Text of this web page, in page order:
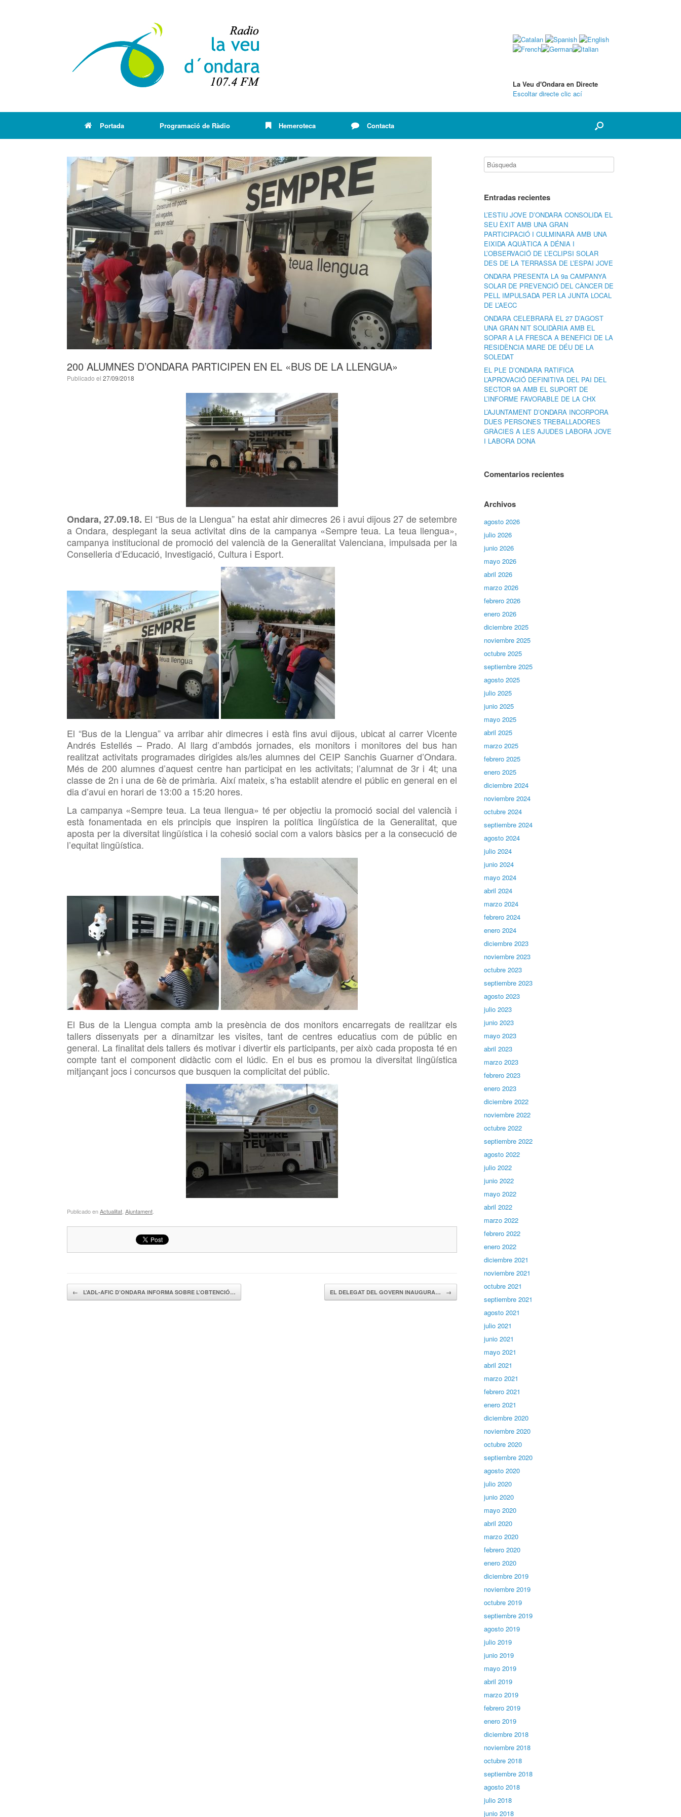
La Veu d'Ondara en Directe
Escoltar directe clic ací
Portada Programació de Ràdio Hemeroteca Contacta
200 ALUMNES D’ONDARA PARTICIPEN EN EL «BUS DE LA LLENGUA»
Publicado el 27/09/2018
Ondara, 27.09.18. El “Bus de la Llengua” ha estat ahir dimecres 26 i avui dijous 27 de setembre
a Ondara, desplegant la seua activitat dins de la campanya «Sempre teua. La teua llengua»,
campanya institucional de promoció del valencià de la Generalitat Valenciana, impulsada per la
Conselleria d’Educació, Investigació, Cultura i Esport.
El “Bus de la Llengua” va arribar ahir dimecres i està fins avui dijous, ubicat al carrer Vicente
Andrés Estellés – Prado. Al llarg d’ambdós jornades, els monitors i monitores del bus han
realitzat activitats programades dirigides als/les alumnes del CEIP Sanchis Guarner d’Ondara.
Més de 200 alumnes d’aquest centre han participat en les activitats; l’alumnat de 3r i 4t; una
classe de 2n i una de 6è de primària. Així mateix, s’ha establit atendre el públic en general en el
dia d’avui en horari de 13:00 a 15:20 hores.
La campanya «Sempre teua. La teua llengua» té per objectiu la promoció social del valencià i
està fonamentada en els principis que inspiren la política lingüística de la Generalitat, que
aposta per la diversitat lingüística i la cohesió social com a valors bàsics per a la consecució de
l’equitat lingüística.
El Bus de la Llengua compta amb la presència de dos monitors encarregats de realitzar els
tallers dissenyats per a dinamitzar les visites, tant de centres educatius com de públic en
general. La finalitat dels tallers és motivar i divertir els participants, per això cada proposta té en
compte tant el component didàctic com el lúdic. En el bus es promou la diversitat lingüística
mitjançant jocs i concursos que busquen la complicitat del públic.
Publicado enActualitat Ajuntament
Navegador de artículos
← L’ADL-AFIC D’ONDARA INFORMA SOBRE L’OBTENCIÓ… EL DELEGAT DEL GOVERN INAUGURA… →
Entradas recientes
L’ESTIU JOVE D’ONDARA CONSOLIDA EL
SEU ÈXIT AMB UNA GRAN
PARTICIPACIÓ I CULMINARÀ AMB UNA
EIXIDA AQUÀTICA A DÉNIA I
L’OBSERVACIÓ DE L’ECLIPSI SOLAR
DES DE LA TERRASSA DE L’ESPAI JOVE
ONDARA PRESENTA LA 9a CAMPANYA
SOLAR DE PREVENCIÓ DEL CÀNCER DE
PELL IMPULSADA PER LA JUNTA LOCAL
DE L’AECC
ONDARA CELEBRARÀ EL 27 D’AGOST
UNA GRAN NIT SOLIDÀRIA AMB EL
SOPAR A LA FRESCA A BENEFICI DE LA
RESIDÈNCIA MARE DE DÉU DE LA
SOLEDAT
EL PLE D’ONDARA RATIFICA
L’APROVACIÓ DEFINITIVA DEL PAI DEL
SECTOR 9A AMB EL SUPORT DE
L’INFORME FAVORABLE DE LA CHX
L’AJUNTAMENT D’ONDARA INCORPORA
DUES PERSONES TREBALLADORES
GRÀCIES A LES AJUDES LABORA JOVE
I LABORA DONA
Comentarios recientes
Archivos
agosto 2026
julio 2026
junio 2026
mayo 2026
abril 2026
marzo 2026
febrero 2026
enero 2026
diciembre 2025
noviembre 2025
octubre 2025
septiembre 2025
agosto 2025
julio 2025
junio 2025
mayo 2025
abril 2025
marzo 2025
febrero 2025
enero 2025
diciembre 2024
noviembre 2024
octubre 2024
septiembre 2024
agosto 2024
julio 2024
junio 2024
mayo 2024
abril 2024
marzo 2024
febrero 2024
enero 2024
diciembre 2023
noviembre 2023
octubre 2023
septiembre 2023
agosto 2023
julio 2023
junio 2023
mayo 2023
abril 2023
marzo 2023
febrero 2023
enero 2023
diciembre 2022
noviembre 2022
octubre 2022
septiembre 2022
agosto 2022
julio 2022
junio 2022
mayo 2022
abril 2022
marzo 2022
febrero 2022
enero 2022
diciembre 2021
noviembre 2021
octubre 2021
septiembre 2021
agosto 2021
julio 2021
junio 2021
mayo 2021
abril 2021
marzo 2021
febrero 2021
enero 2021
diciembre 2020
noviembre 2020
octubre 2020
septiembre 2020
agosto 2020
julio 2020
junio 2020
mayo 2020
abril 2020
marzo 2020
febrero 2020
enero 2020
diciembre 2019
noviembre 2019
octubre 2019
septiembre 2019
agosto 2019
julio 2019
junio 2019
mayo 2019
abril 2019
marzo 2019
febrero 2019
enero 2019
diciembre 2018
noviembre 2018
octubre 2018
septiembre 2018
agosto 2018
julio 2018
junio 2018